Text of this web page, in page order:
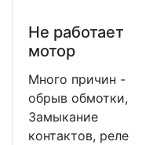
Не работает
мотор
Много причин -
обрыв обмотки,
Замыкание
контактов, реле